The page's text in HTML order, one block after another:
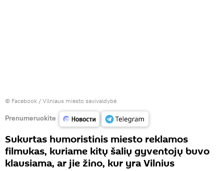
© Facebook / Vilniaus miesto savivaldybė
Prenumeruokite
Sukurtas humoristinis miesto reklamos
filmukas, kuriame kitų šalių gyventojų buvo
klausiama, ar jie žino, kur yra Vilnius